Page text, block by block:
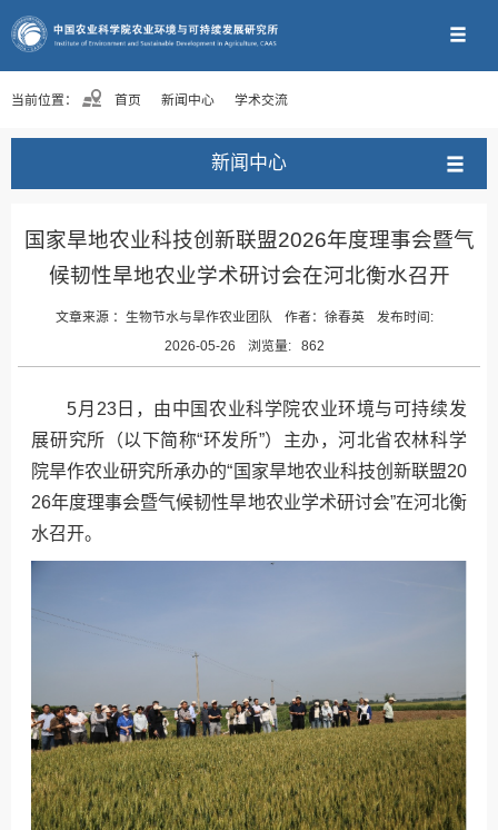
当前位置： 首页 新闻中心 学术交流
新闻中心
国家旱地农业科技创新联盟2026年度理事会暨气
候韧性旱地农业学术研讨会在河北衡水召开
文章来源 ： 生物节水与旱作农业团队 作者： 徐春英
发布时间:
2026-05-26
浏览量: 862
5月23日，由中国农业科学院农业环境与可持续发
展研究所（以下简称“环发所”）主办，河北省农林科学
院旱作农业研究所承办的“国家旱地农业科技创新联盟20
26年度理事会暨气候韧性旱地农业学术研讨会”在河北衡
水召开。